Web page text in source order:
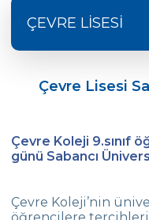
ÇEVRE LİSESİ
Ergenlerde
Desteklenmesi /
Çevre Lisesi
Çevre Lisesi
Çevre Koleji 9.sınıf
günü Sabancı
Çevre Koleji’nin
öğrencilere